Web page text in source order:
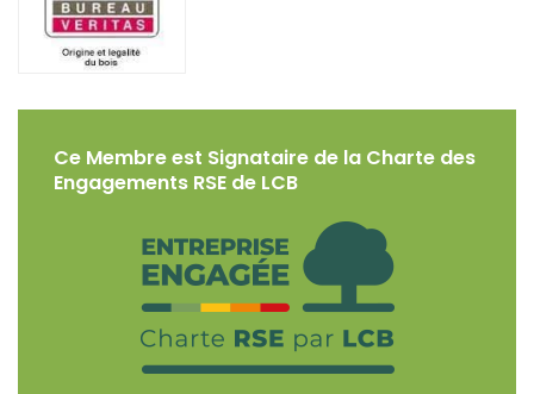
Ce Membre est Signataire de la Charte des
Engagements RSE de LCB